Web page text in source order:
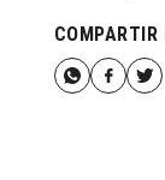
COMPARTIR